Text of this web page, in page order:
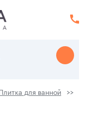
Плитка для ванной